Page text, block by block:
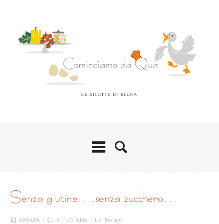
LE RICETTE DI ELENA
senza glutine….senza zucchero…
19/04/09 0 Altro No tags